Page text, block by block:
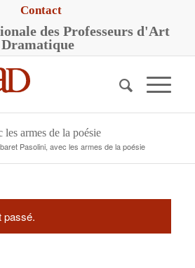
Contact
desProfesseurs d'Art
Dramatique
armes de la poésie
Pasolini, avec les armes de la poésie
passé.